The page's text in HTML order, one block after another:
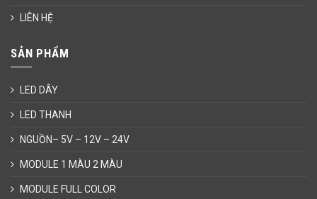
LIÊN HỆ
SẢN PHẨM
LED DÂY
LED THANH
NGUỒN– 5V – 12V – 24V
MODULE 1 MÀU 2 MÀU
MODULE FULL COLOR